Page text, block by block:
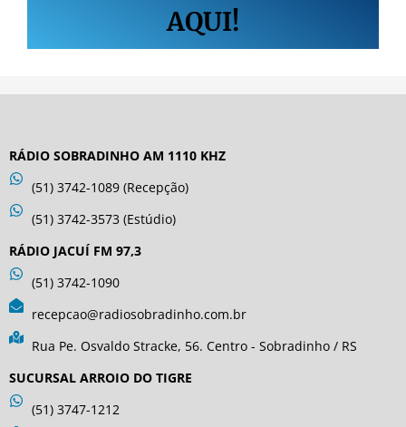
AQUI!
RÁDIO SOBRADINHO AM 1110 KHZ
(51) 3742-1089 (Recepção)
(51) 3742-3573 (Estúdio)
RÁDIO JACUÍ FM 97,3
(51) 3742-1090
recepcao@radiosobradinho.com.br
Rua Pe. Osvaldo Stracke, 56. Centro - Sobradinho / RS
SUCURSAL ARROIO DO TIGRE
(51) 3747-1212